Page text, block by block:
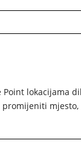
lokacijama